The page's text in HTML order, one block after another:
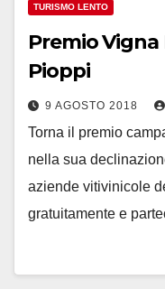
TURISMO LENTO
Premio Vigna
Pioppi
9 AGOSTO 2018
Torna il premio
nella sua
aziende vitivinicole
gratuitamente e